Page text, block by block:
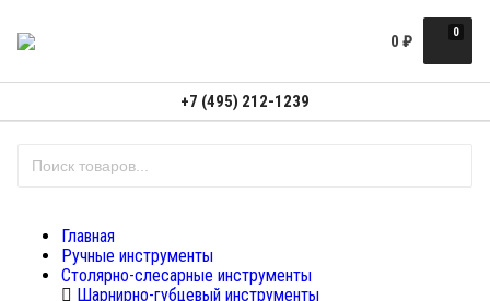
0
0 ₽
+7 (495) 212-1239
Главная
Ручные инструменты
Столярно-слесарные инструменты
Шарнирно-губцевый инструменты